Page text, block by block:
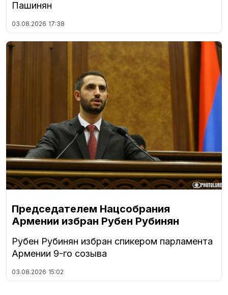
Пашинян
03.08.2026 17:38
Председателем Нацсобрания
Армении избран Рубен Рубинян
Рубен Рубинян избран спикером парламента
Армении 9-го созыва
03.08.2026 15:02